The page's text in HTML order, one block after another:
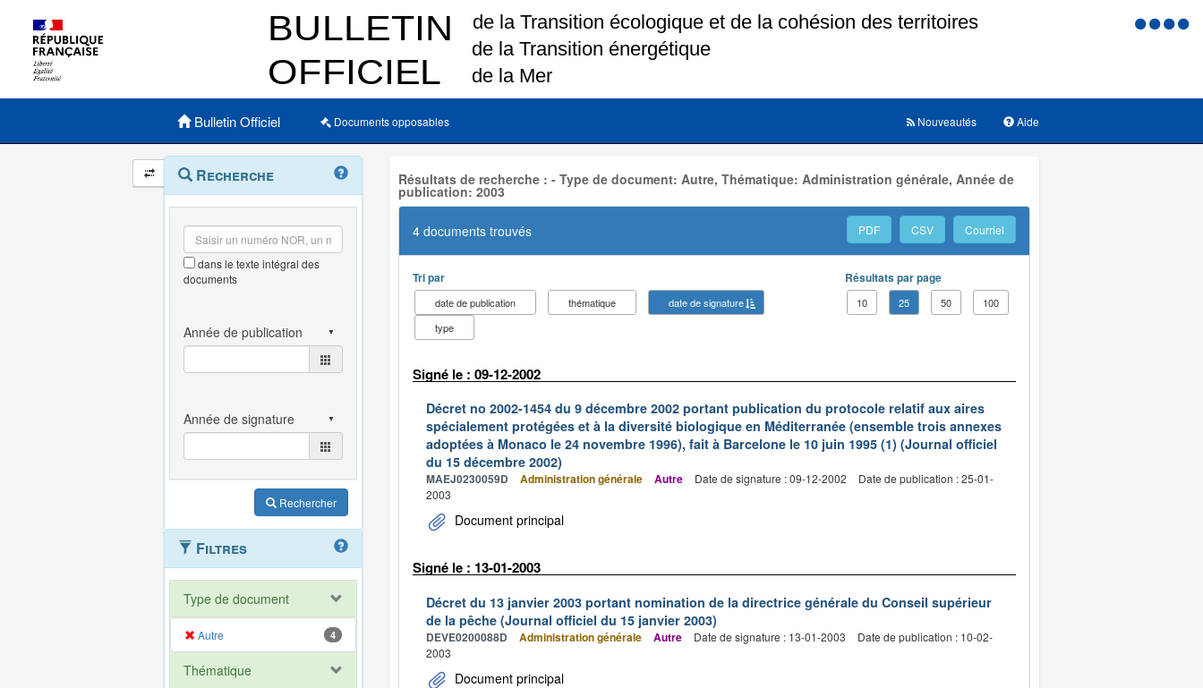
Menu
Menu principal
Bulletin Officiel Documents opposables Aide
Nouveautés
Navigation
et
outils
annexes
Menu
contextuel
Recherche
dans le texte intégral des
documents
Rechercher
Filtres
Type de document
Autre 4
Thématique
Résultats de recherche : - Type de document: Autre, Thématique: Administration générale, Année de
publication: 2003
4 documents trouvés PDF CSV Courriel
Tri par
date de publication thématique
date de signature
type
Résultats par page
10 25 50 100
Signé le : 09-12-2002
Décret no 2002-1454 du 9 décembre 2002 portant publication du protocole relatif aux aires
spécialement protégées et à la diversité biologique en Méditerranée (ensemble trois annexes
adoptées à Monaco le 24 novembre 1996), fait à Barcelone le 10 juin 1995 (1) (Journal officiel
du 15 décembre 2002)
MAEJ0230059D Administration générale Autre Date de signature : 09-12-2002
Date de publication : 25-01-
2003
Document principal
Signé le : 13-01-2003
Décret du 13 janvier 2003 portant nomination de la directrice générale du Conseil supérieur
de la pêche (Journal officiel du 15 janvier 2003)
DEVE0200088D Administration générale Autre Date de signature : 13-01-2003
Date de publication : 10-02-
2003
Document principal